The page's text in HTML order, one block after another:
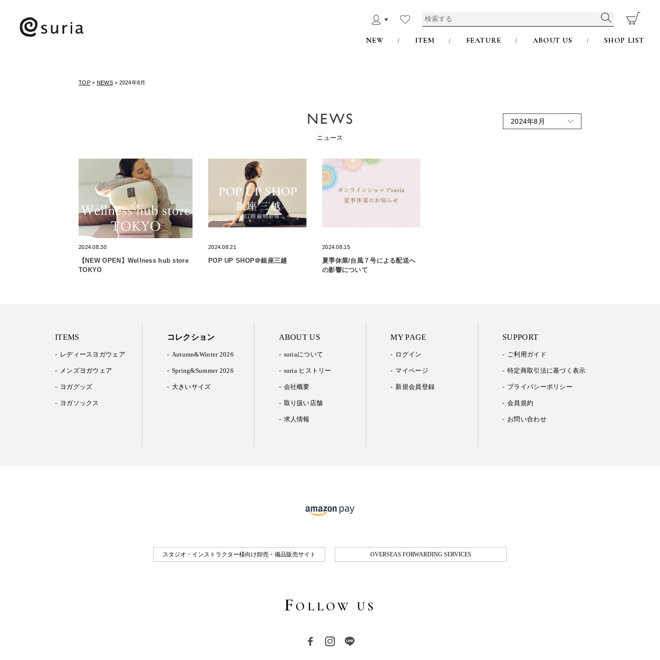
NEW ITEM FEATURE ABOUT US SHOP LIST
TOP> NEWS> 2024年8月
ニュース
2024年8月
2024.08.30
【NEW OPEN】Wellness hub store
TOKYO
2024.08.21
POP UP SHOP＠銀座三越
2024.08.15
夏季休業/台風７号による配送へ
の影響について
ITEMS
レディースヨガウェア
メンズヨガウェア
ヨガグッズ
ヨガソックス
コレクション
Autumn&Winter 2026
Spring&Summer 2026
大きいサイズ
ABOUT US
suriaについて
suria ヒストリー
会社概要
取り扱い店舗
求人情報
MY PAGE
ログイン
マイページ
新規会員登録
SUPPORT
ご利用ガイド
特定商取引法に基づく表示
プライバシーポリシー
会員規約
お問い合わせ
スタジオ・インストラクター様向け卸売・備品販売サイト OVERSEAS FORWARDING SERVICES
F OLLOW US